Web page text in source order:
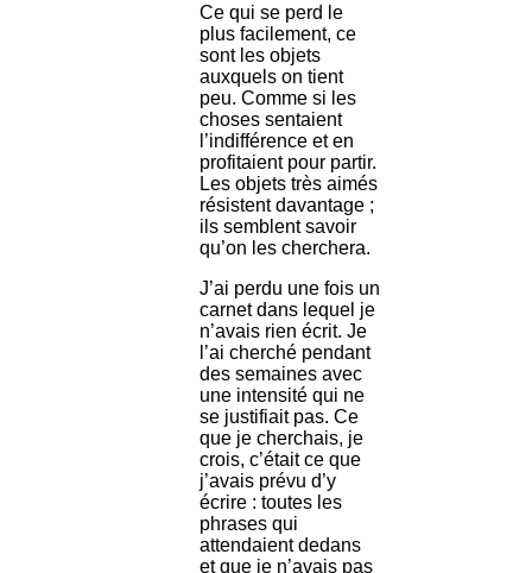
Ce qui se perd le
plus facilement, ce
sont les objets
auxquels on tient
peu. Comme si les
choses sentaient
l’indifférence et en
profitaient pour partir.
Les objets très aimés
résistent davantage ;
ils semblent savoir
qu’on les cherchera.
J’ai perdu une fois un
carnet dans lequel je
n’avais rien écrit. Je
l’ai cherché pendant
des semaines avec
une intensité qui ne
se justifiait pas. Ce
que je cherchais, je
crois, c’était ce que
j’avais prévu d’y
écrire : toutes les
phrases qui
attendaient dedans
et que je n’avais pas